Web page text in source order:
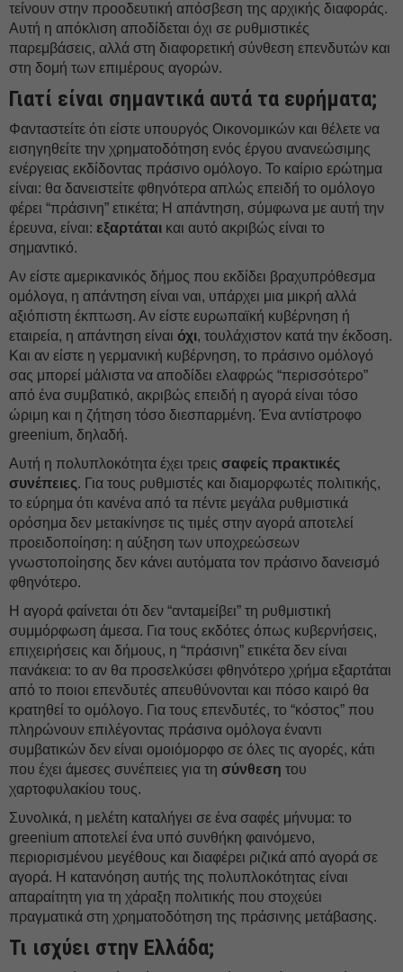
τείνουν στην προοδευτική απόσβεση της αρχικής διαφοράς.
Αυτή η απόκλιση αποδίδεται όχι σε ρυθμιστικές
παρεμβάσεις, αλλά στη διαφορετική σύνθεση επενδυτών και
στη δομή των επιμέρους αγορών.
Γιατί είναι σημαντικά αυτά τα ευρήματα;
Φανταστείτε ότι είστε υπουργός Οικονομικών και θέλετε να
εισηγηθείτε την χρηματοδότηση ενός έργου ανανεώσιμης
ενέργειας εκδίδοντας πράσινο ομόλογο. Το καίριο ερώτημα
είναι: θα δανειστείτε φθηνότερα απλώς επειδή το ομόλογο
φέρει “πράσινη” ετικέτα; Η απάντηση, σύμφωνα με αυτή την
έρευνα, είναι: εξαρτάται και αυτό ακριβώς είναι το
σημαντικό.
Αν είστε αμερικανικός δήμος που εκδίδει βραχυπρόθεσμα
ομόλογα, η απάντηση είναι ναι, υπάρχει μια μικρή αλλά
αξιόπιστη έκπτωση. Αν είστε ευρωπαϊκή κυβέρνηση ή
εταιρεία, η απάντηση είναι όχι, τουλάχιστον κατά την έκδοση.
Και αν είστε η γερμανική κυβέρνηση, το πράσινο ομόλογό
σας μπορεί μάλιστα να αποδίδει ελαφρώς “περισσότερο”
από ένα συμβατικό, ακριβώς επειδή η αγορά είναι τόσο
ώριμη και η ζήτηση τόσο διεσπαρμένη. Ένα αντίστροφο
greenium, δηλαδή.
Αυτή η πολυπλοκότητα έχει τρεις σαφείς πρακτικές
συνέπειες. Για τους ρυθμιστές και διαμορφωτές πολιτικής,
το εύρημα ότι κανένα από τα πέντε μεγάλα ρυθμιστικά
ορόσημα δεν μετακίνησε τις τιμές στην αγορά αποτελεί
προειδοποίηση: η αύξηση των υποχρεώσεων
γνωστοποίησης δεν κάνει αυτόματα τον πράσινο δανεισμό
φθηνότερο.
Η αγορά φαίνεται ότι δεν “ανταμείβει” τη ρυθμιστική
συμμόρφωση άμεσα. Για τους εκδότες όπως κυβερνήσεις,
επιχειρήσεις και δήμους, η “πράσινη” ετικέτα δεν είναι
πανάκεια: το αν θα προσελκύσει φθηνότερο χρήμα εξαρτάται
από το ποιοι επενδυτές απευθύνονται και πόσο καιρό θα
κρατηθεί το ομόλογο. Για τους επενδυτές, το “κόστος” που
πληρώνουν επιλέγοντας πράσινα ομόλογα έναντι
συμβατικών δεν είναι ομοιόμορφο σε όλες τις αγορές, κάτι
που έχει άμεσες συνέπειες για τη σύνθεση του
χαρτοφυλακίου τους.
Συνολικά, η μελέτη καταλήγει σε ένα σαφές μήνυμα: το
greenium αποτελεί ένα υπό συνθήκη φαινόμενο,
περιορισμένου μεγέθους και διαφέρει ριζικά από αγορά σε
αγορά. Η κατανόηση αυτής της πολυπλοκότητας είναι
απαραίτητη για τη χάραξη πολιτικής που στοχεύει
πραγματικά στη χρηματοδότηση της πράσινης μετάβασης.
Τι ισχύει στην Ελλάδα;